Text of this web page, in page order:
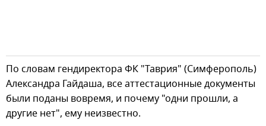
По словам гендиректора ФК "Таврия" (Симферополь)
Александра Гайдаша, все аттестационные документы
были поданы вовремя, и почему "одни прошли, а
другие нет", ему неизвестно.